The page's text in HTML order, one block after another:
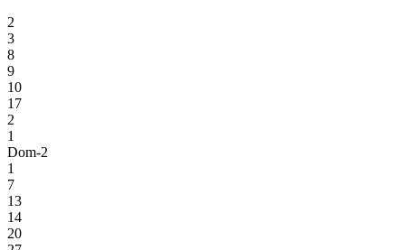
2
3
8
9
10
17
2
1
Dom-2
1
7
13
14
20